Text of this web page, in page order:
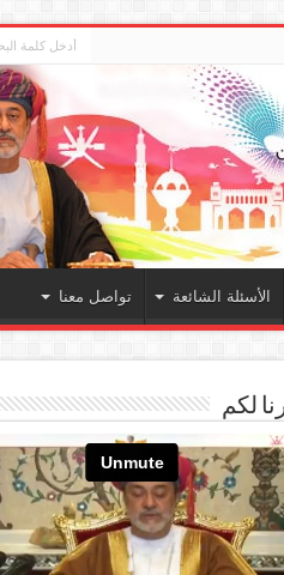
الأسئلة الشائعة تواصل معنا
لكم